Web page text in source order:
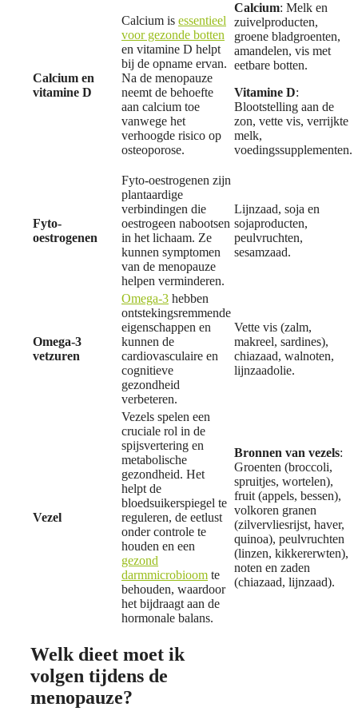
Calcium en
vitamine D
Calcium is essentieel
voor gezonde botten
en vitamine D helpt
bij de opname ervan.
Na de menopauze
neemt de behoefte
aan calcium toe
vanwege het
verhoogde risico op
osteoporose.
Calcium: Melk en
zuivelproducten,
groene bladgroenten,
amandelen, vis met
eetbare botten.
Vitamine D:
Blootstelling aan de
zon, vette vis, verrijkte
melk,
voedingssupplementen.
Fyto-
oestrogenen
Fyto-oestrogenen zijn
plantaardige
verbindingen die
oestrogeen nabootsen
in het lichaam. Ze
kunnen symptomen
van de menopauze
helpen verminderen.
Lijnzaad, soja en
sojaproducten,
peulvruchten,
sesamzaad.
Omega-3
vetzuren
Omega-3 hebben
ontstekingsremmende
eigenschappen en
kunnen de
cardiovasculaire en
cognitieve
gezondheid
verbeteren.
Vette vis (zalm,
makreel, sardines),
chiazaad, walnoten,
lijnzaadolie.
Vezel
Vezels spelen een
cruciale rol in de
spijsvertering en
metabolische
gezondheid. Het
helpt de
bloedsuikerspiegel te
reguleren, de eetlust
onder controle te
houden en een
gezond
darmmicrobioom te
behouden, waardoor
het bijdraagt aan de
hormonale balans.
Bronnen van vezels:
Groenten (broccoli,
spruitjes, wortelen),
fruit (appels, bessen),
volkoren granen
(zilvervliesrijst, haver,
quinoa), peulvruchten
(linzen, kikkererwten),
noten en zaden
(chiazaad, lijnzaad).
Welk dieet moet ik
volgen tijdens de
menopauze?